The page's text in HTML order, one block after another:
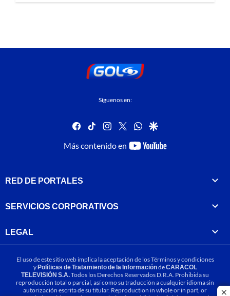
Síguenos en:
facebook
tiktok instagram
twitterwhatsapp
google
Más contenido en
youtube-
RED DE PORTALES
SERVICIOS CORPORATIVOS
LEGAL
El uso de este sitio web implica la aceptación de losTérminos y condiciones
yPolíticas de Tratamiento de la InformacióndeCARACOL
TELEVISIÓN S.A.Todos los Derechos Reservados D.R.A. Prohibida su
reproducción total o parcial, así como su traducción a cualquier idioma sin
autorización escrita de su titular. Reproduction in whole or in part, or